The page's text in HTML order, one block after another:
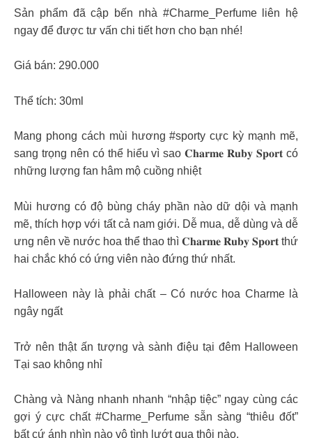
Sản phẩm đã cập bến nhà #Charme_Perfume liên hệ
ngay để được tư vấn chi tiết hơn cho bạn nhé!
Giá bán: 290.000
Thể tích: 30ml
Mang phong cách mùi hương #sporty cực kỳ mạnh mẽ,
sang trọng nên có thể hiểu vì sao 𝐂𝐡𝐚𝐫𝐦𝐞 𝐑𝐮𝐛𝐲 𝐒𝐩𝐨𝐫𝐭 có
những lượng fan hâm mộ cuồng nhiệt
Mùi hương có độ bùng cháy phần nào dữ dội và mạnh
mẽ, thích hợp với tất cả nam giới. Dễ mua, dễ dùng và dễ
ưng nên về nước hoa thể thao thì 𝐂𝐡𝐚𝐫𝐦𝐞 𝐑𝐮𝐛𝐲 𝐒𝐩𝐨𝐫𝐭 thứ
hai chắc khó có ứng viên nào đứng thứ nhất.
Halloween này là phải chất – Có nước hoa Charme là
ngây ngất
Trở nên thật ấn tượng và sành điệu tại đêm Halloween
Tại sao không nhỉ
Chàng và Nàng nhanh nhanh “nhập tiệc” ngay cùng các
gợi ý cực chất #Charme_Perfume sẵn sàng “thiêu đốt”
bất cứ ánh nhìn nào vô tình lướt qua thôi nào.